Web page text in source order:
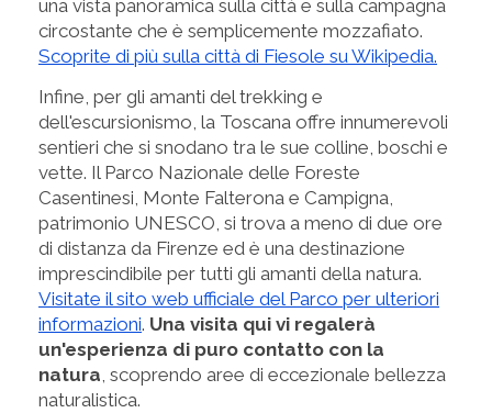
una vista panoramica sulla città e sulla campagna
circostante che è semplicemente mozzafiato.
Scoprite di più sulla città di Fiesole su Wikipedia.
Infine, per gli amanti del trekking e
dell'escursionismo, la Toscana offre innumerevoli
sentieri che si snodano tra le sue colline, boschi e
vette. Il Parco Nazionale delle Foreste
Casentinesi, Monte Falterona e Campigna,
patrimonio UNESCO, si trova a meno di due ore
di distanza da Firenze ed è una destinazione
imprescindibile per tutti gli amanti della natura.
Visitate il sito web ufficiale del Parco per ulteriori
informazioni. Una visita qui vi regalerà
un'esperienza di puro contatto con la
natura, scoprendo aree di eccezionale bellezza
naturalistica.